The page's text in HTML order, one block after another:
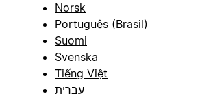
Norsk
Português (Brasil)
Suomi
Svenska
Tiếng Việt
עברית